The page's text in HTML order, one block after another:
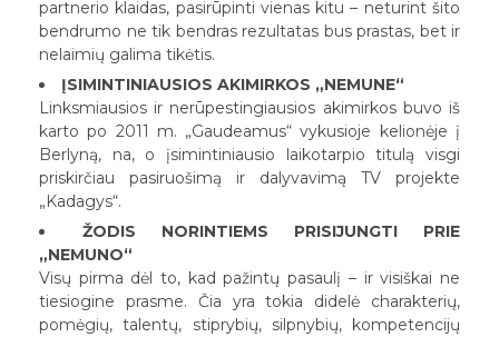
partnerio klaidas, pasirūpinti vienas kitu – neturint šito
bendrumo ne tik bendras rezultatas bus prastas, bet ir
nelaimių galima tikėtis.
ĮSIMINTINIAUSIOS AKIMIRKOS „NEMUNE“
Linksmiausios ir nerūpestingiausios akimirkos buvo iš
karto po 2011 m. „Gaudeamus“ vykusioje kelionėje į
Berlyną, na, o įsimintiniausio laikotarpio titulą visgi
priskirčiau pasiruošimą ir dalyvavimą TV projekte
„Kadagys“.
ŽODIS NORINTIEMS PRISIJUNGTI PRIE
„NEMUNO“
Visų pirma dėl to, kad pažintų pasaulį – ir visiškai ne
tiesiogine prasme. Čia yra tokia didelė charakterių,
pomėgių, talentų, stiprybių, silpnybių, kompetencijų